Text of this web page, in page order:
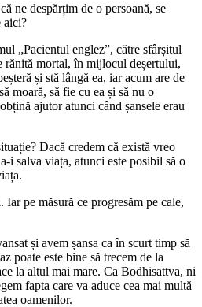
ne despărțim de o persoană, se
aici?
„Pacientul englez”, către sfârșitul
mortal, în mijlocul deșertului,
și stă lângă ea, iar acum are de
moară, să fie cu ea și să nu o
ajutor atunci când șansele erau
Dacă credem că există vreo
i salva viața, atunci este posibil să o
pe măsură ce progresăm pe cale,
și avem șansa ca în scurt timp să
poate este bine să trecem de la
la altul mai mare. Ca Bodhisattva, ni
fapta care va aduce cea mai multă
oamenilor.